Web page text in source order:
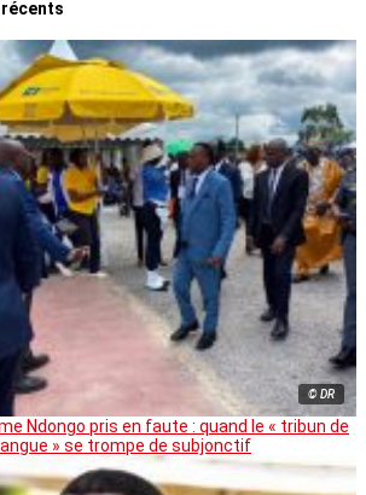
récents
© DR
Ndongo pris en faute : quand le « tribun de
» se trompe de subjonctif